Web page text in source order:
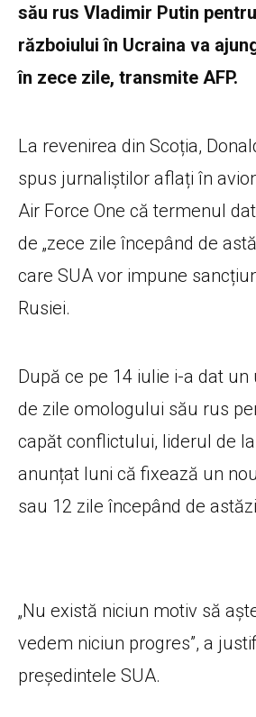
său rus Vladimir Putin
războiului în Ucraina va
în zece zile, transmite AFP.
La revenirea din Scoția,
spus jurnaliștilor aflați în
Air Force One că termenul
de „zece zile începând de
care SUA vor impune
Rusiei.
După ce pe 14 iulie i-a dat
de zile omologului său rus
capăt conflictului, liderul de
anunțat luni că fixează un
sau 12 zile începând de
„Nu există niciun motiv să
vedem niciun progres”, a
preşedintele SUA.